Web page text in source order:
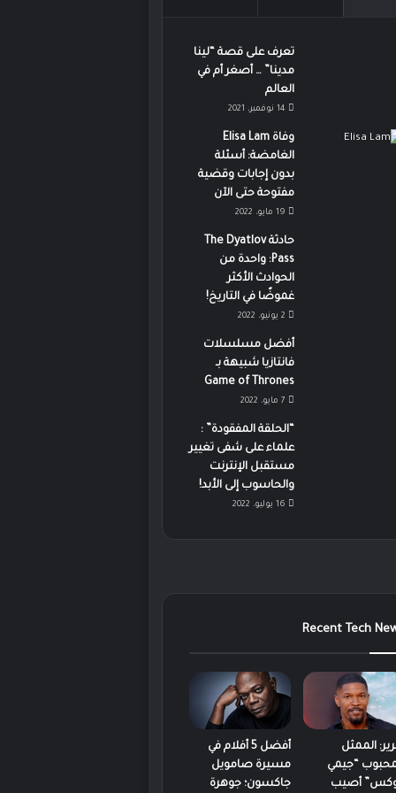
تعرف على قصة “لينا
مدينا” … أصغر أم في
العالم
14 نوفمبر، 2021
وفاة Elisa Lam
الغامضة: أسئلة
بدون إجابات وقضية
مفتوحة حتى الآن
19 مايو، 2022
حادثة The Dyatlov
Pass: واحدة من
الحوادث الأكثر
غموضًا في التاريخ!
2 يونيو، 2022
أفضل مسلسلات
فانتازيا شبيهة بـ
Game of Thrones
7 مايو، 2022
“الحلقة المفقودة” :
علماء على شفى تغيير
مستقبل الإنترنت
والحاسوب إلى الأبد!
16 يوليو، 2022
Recent Tech
الممثل
“جيمي
أصيب
أفضل 5 أفلام في
مسيرة صامويل
جاكسون؛ جوهرة